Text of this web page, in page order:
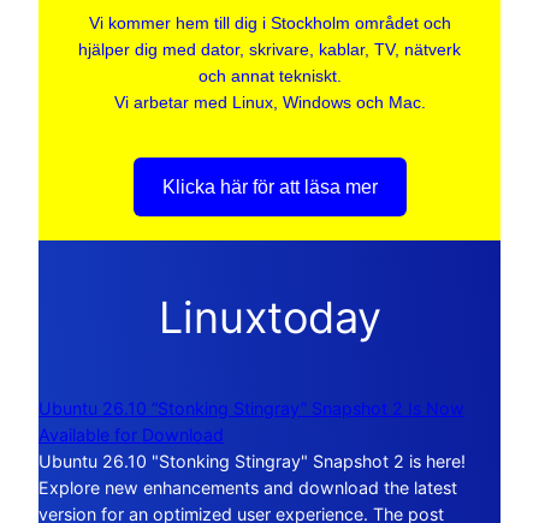
Vi kommer hem till dig i Stockholm området och
hjälper dig med dator, skrivare, kablar, TV, nätverk
och annat tekniskt.
Vi arbetar med Linux, Windows och Mac.
Klicka här för att läsa mer
Linuxtoday
Ubuntu 26.10 “Stonking Stingray” Snapshot 2 Is Now
Available for Download
Ubuntu 26.10 "Stonking Stingray" Snapshot 2 is here!
Explore new enhancements and download the latest
version for an optimized user experience. The post